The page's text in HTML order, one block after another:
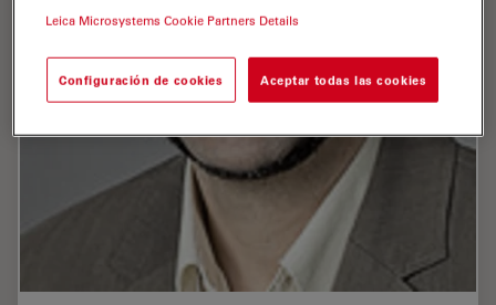
Leica Microsystems Cookie Partners Details
Configuración de cookies Aceptar todas las cookies